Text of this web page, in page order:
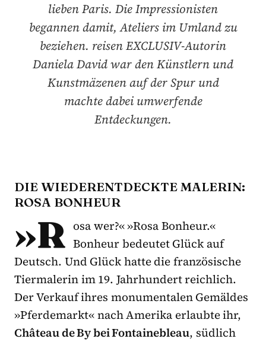
lieben Paris. Die Impressionisten
begannen damit, Ateliers im Umland zu
beziehen. reisen EXCLUSIV-Autorin
Daniela David war den Künstlern und
Kunstmäzenen auf der Spur und
machte dabei umwerfende
Entdeckungen.
DIE WIEDERENTDECKTE MALERIN:
ROSA BONHEUR
»R osa wer?« »Rosa Bonheur.«
Bonheur bedeutet Glück auf
Deutsch. Und Glück hatte die französische
Tiermalerin im 19. Jahrhundert reichlich.
Der Verkauf ihres monumentalen Gemäldes
»Pferdemarkt« nach Amerika erlaubte ihr,
Château de By bei Fontainebleau, südlich